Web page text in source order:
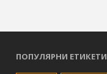
ПОПУЛЯРНИ ЕТИКЕТИ